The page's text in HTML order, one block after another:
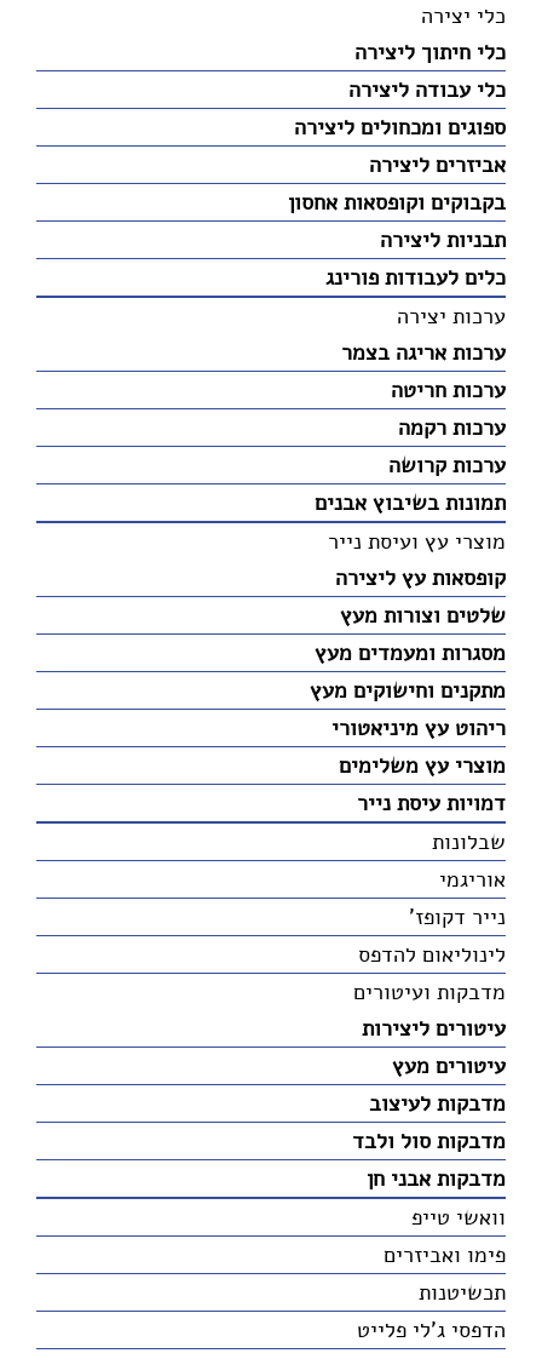
כלי יצירה
כלי חיתוך ליצירה
כלי עבודה ליצירה
ספוגים ומכחולים ליצירה
אביזרים ליצירה
בקבוקים וקופסאות אחסון
תבניות ליצירה
כלים לעבודות פורינג
ערכות יצירה
ערכות אריגה בצמר
ערכות חריטה
ערכות רקמה
ערכות קרושה
תמונות בשיבוץ אבנים
מוצרי עץ ועיסת נייר
קופסאות עץ ליצירה
שלטים וצורות מעץ
מסגרות ומעמדים מעץ
מתקנים וחישוקים מעץ
ריהוט עץ מיניאטורי
מוצרי עץ משלימים
דמויות עיסת נייר
שבלונות
אוריגמי
נייר דקופז'
לינוליאום להדפס
מדבקות ועיטורים
עיטורים ליצירות
עיטורים מעץ
מדבקות לעיצוב
מדבקות סול ולבד
מדבקות אבני חן
וואשי טייפ
פימו ואביזרים
תכשיטנות
הדפסי ג'לי פלייט